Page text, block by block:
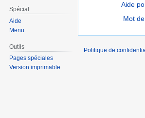
Aide
Mot
Spécial
Aide
Menu
Outils
Pages spéciales
Version imprimable
Politique de